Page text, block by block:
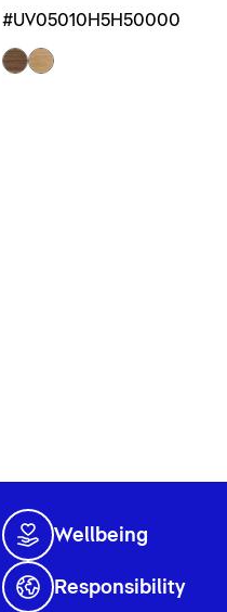
#UV05010H5H50000
Wellbeing
Responsibility